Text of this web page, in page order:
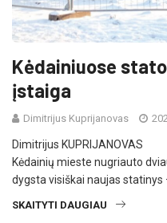
Kėdainiuose
įstaiga
Dimitrijus Kuprijanovas
Dimitrijus
Kėdainių mieste nugriauto
dygsta visiškai naujas
SKAITYTI DAUGIAU